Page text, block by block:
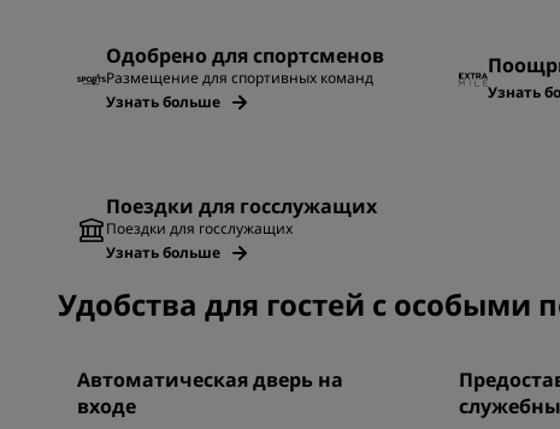
Одобрено для спортсменов
Размещение для спортивных команд
Узнать больше
Узнать
Поездки для госслужащих
Поездки для госслужащих
Узнать больше
Удобства для гостей с особыми
Автоматическая дверь на
входе